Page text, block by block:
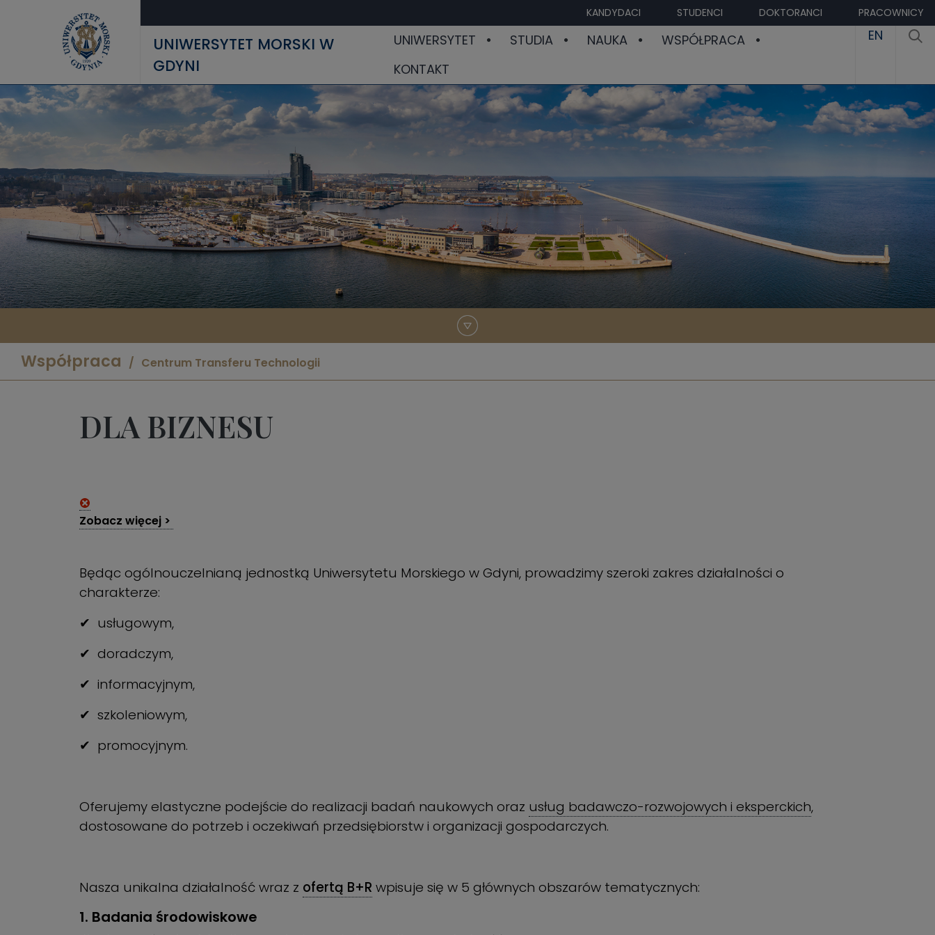
KANDYDACI STUDENCI DOKTORANCI PRACOWNICY
UNIWERSYTET MORSKI W
GDYNI
UNIWERSYTET STUDIA NAUKA
WSPÓŁPRACA
KONTAKT
EN
Współpraca Centrum Transferu Technologii
DLA BIZNESU
Zobacz więcej >
Będąc ogólnouczelnianą jednostką Uniwersytetu Morskiego w Gdyni, prowadzimy szeroki zakres działalności o
charakterze:
✔ usługowym,
✔ doradczym,
✔ informacyjnym,
✔ szkoleniowym,
✔ promocyjnym.
Oferujemy elastyczne podejście do realizacji badań naukowych oraz usług badawczo-rozwojowych i eksperckich,
dostosowane do potrzeb i oczekiwań przedsiębiorstw i organizacji gospodarczych.
Nasza unikalna działalność wraz z ofertą B+R wpisuje się w 5 głównych obszarów tematycznych:
1. Badania środowiskowe